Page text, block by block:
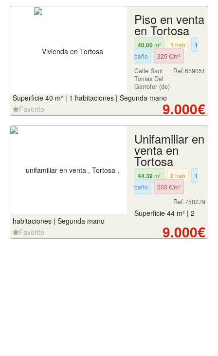
Piso en venta
en Tortosa
40,00m² 1 hab 1
baño 225 €/m²
Ref:659051
Calle Sant
Tomas Del
Garrofer (de)
Superficie 40 m² | 1 habitaciones | Segunda mano
Favorito
9.000€
Unifamiliar en
venta en
Tortosa
44.39m² 2 hab 1
baño 203 €/m²
Ref:758279
Superficie 44 m² | 2
habitaciones | Segunda mano
Favorito
9.000€